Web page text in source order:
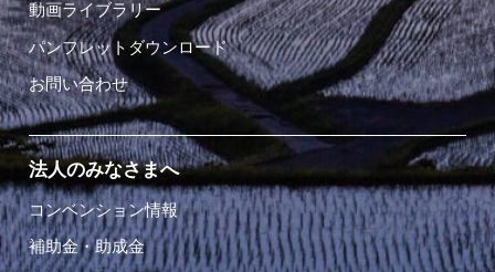
動画ライブラリー
パンフレットダウンロード
お問い合わせ
法人のみなさまへ
コンベンション情報
補助金・助成金